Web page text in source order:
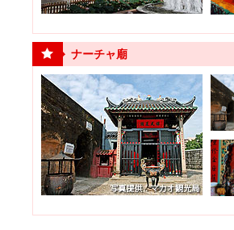
ナーチャ廟